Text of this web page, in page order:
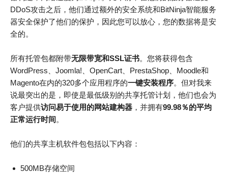
DDoS攻击之后，他们通过额外的安全系统和BitNinja智能服务
器安全保护了他们的保护，因此您可以放心，您的数据将是安
全的。
所有托管包都附带无限带宽和SSL证书。您将获得包含
WordPress、Joomla!、OpenCart、PrestaShop、Moodle和
Magento在内的320多个应用程序的一键安装程序。但对我来
说最突出的是，即使是最低级别的共享托管计划，他们也会为
客户提供访问易于使用的网站建构器 ，并拥有99.98％的平均
正常运行时间。
他们的共享主机软件包包括以下内容：
500MB存储空间